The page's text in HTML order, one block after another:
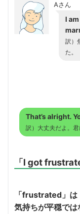
Aさん
I
訳）
た。
That’s alright.
訳）大丈夫だよ。君
「I got
「frustrated」は
気持ちが平穏では